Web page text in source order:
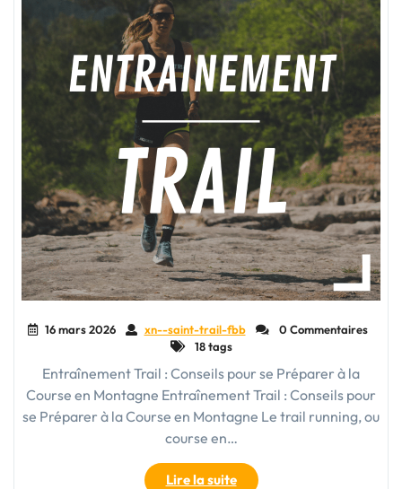
16 mars 2026 xn--saint-trail-fbb
0 Commentaires
18 tags
Entraînement Trail : Conseils pour se Préparer à la
Course en Montagne Entraînement Trail : Conseils pour
se Préparer à la Course en Montagne Le trail running, ou
course en…
Lire la suite"Maximisez